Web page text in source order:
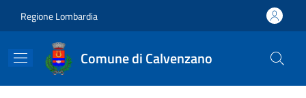
Regione Lombardia
Comune di Calvenzano